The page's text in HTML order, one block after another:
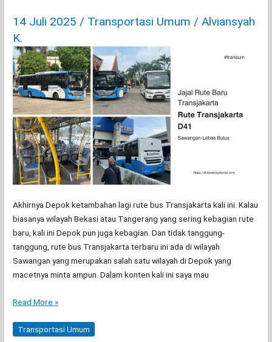
14 Juli 2025 / Transportasi Umum /Alviansyah
K.
Akhirnya Depok ketambahan lagi rute bus Transjakarta kali ini. Kalau
biasanya wilayah Bekasi atau Tangerang yang sering kebagian rute
baru, kali ini Depok pun juga kebagian. Dan tidak tanggung-
tanggung, rute bus Transjakarta terbaru ini ada di wilayah
Sawangan yang merupakan salah satu wilayah di Depok yang
macetnya minta ampun. Dalam konten kali ini saya mau
Review
Transjakarta
Read More »
Transportasi Umum